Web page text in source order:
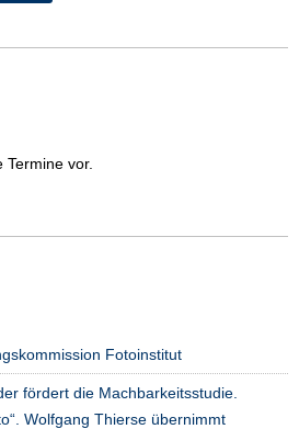
vor.
Fotoinstitut
fördert die Machbarkeitsstudie.
Wolfgang Thierse übernimmt